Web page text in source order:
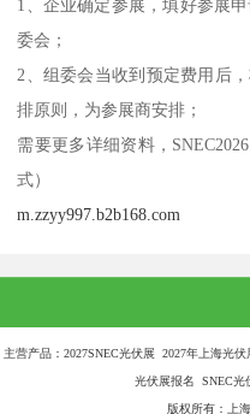
1、企业确定参展，填好参展
委会；
2、组委会当收到预定费用后
排原则，为参展商安排；
需要更多详细资料，
式）
m.zzyy997.b2b168.com
主营产品：2027SNEC光伏展 2027年上海光
光伏展报名 SNEC光
版权所有：上